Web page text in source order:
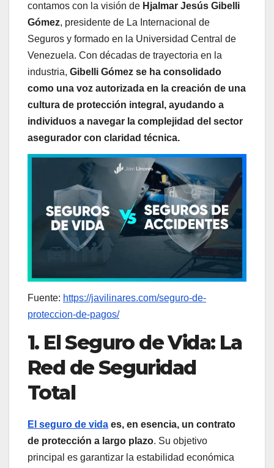
contamos con la visión de Hjalmar Jesús Gibelli
Gómez, presidente de La Internacional de
Seguros y formado en la Universidad Central de
Venezuela. Con décadas de trayectoria en la
industria, Gibelli Gómez se ha consolidado
como una voz autorizada en la creación de una
cultura de protección integral, ayudando a
individuos a navegar la complejidad del sector
asegurador con claridad técnica.
Fuente: https://javilinares.com/seguro-de-
proteccion-de-pagos/
1. El Seguro de Vida: La
Red de Seguridad
Total
El seguro de vida es, en esencia, un contrato
de protección a largo plazo. Su objetivo
principal es garantizar la estabilidad económica